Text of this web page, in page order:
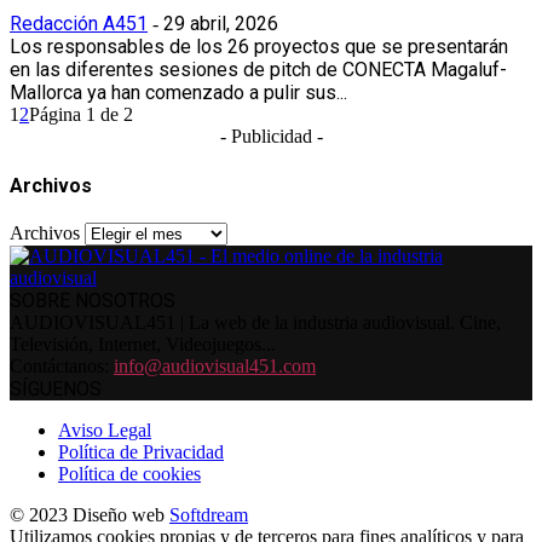
Redacción A451 - 29 abril, 2026
Los responsables de los 26 proyectos que se presentarán
en las diferentes sesiones de pitch de CONECTA Magaluf-
Mallorca ya han comenzado a pulir sus...
1 2Página 1 de 2
- Publicidad -
Archivos
Archivos
info@audiovisual451.com
Aviso Legal
Política de Privacidad
Política de cookies
© 2023 Diseño web Softdream
Utilizamos cookies propias y de terceros para fines analíticos y para